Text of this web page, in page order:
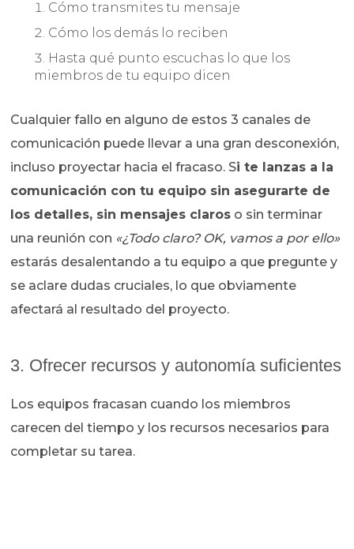
Cómo transmites tu mensaje
Cómo los demás lo reciben
Hasta qué punto escuchas lo que los
miembros de tu equipo dicen
Cualquier fallo en alguno de estos 3 canales de
comunicación puede llevar a una gran desconexión,
incluso proyectar hacia el fracaso. Si te lanzas a la
comunicación con tu equipo sin asegurarte de
los detalles, sin mensajes claros o sin terminar
una reunión con «¿Todo claro? OK, vamos a por ello»
estarás desalentando a tu equipo a que pregunte y
se aclare dudas cruciales, lo que obviamente
afectará al resultado del proyecto.
3. Ofrecer recursos y autonomía suficientes
Los equipos fracasan cuando los miembros
carecen del tiempo y los recursos necesarios para
completar su tarea.